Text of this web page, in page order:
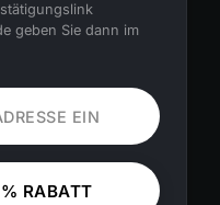
geben Sie dann im
RABATT